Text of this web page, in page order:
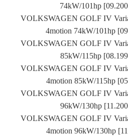
74kW/101hp
VOLKSWAGEN GOLF IV
4motion 74kW/101hp
VOLKSWAGEN GOLF IV
85kW/115hp
VOLKSWAGEN GOLF IV
4motion 85kW/115hp
VOLKSWAGEN GOLF IV
96kW/130hp
VOLKSWAGEN GOLF IV
4motion 96kW/130hp